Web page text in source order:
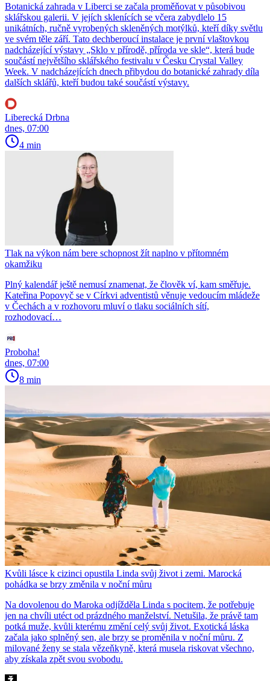
Botanická zahrada v Liberci se začala proměňovat v působivou
sklářskou galerii. V jejích sklenících se včera zabydlelo 15
unikátních, ručně vyrobených skleněných motýlků, kteří díky světlu
ve svém těle září. Tato dechberoucí instalace je první vlaštovkou
nadcházející výstavy „Sklo v přírodě, příroda ve skle“, která bude
součástí největšího sklářského festivalu v Česku Crystal Valley
Week. V nadcházejících dnech přibydou do botanické zahrady díla
dalších sklářů, kteří budou také součástí výstavy.
Liberecká Drbna
dnes, 07:00
4 min
Tlak na výkon nám bere schopnost žít naplno v přítomném
okamžiku
Plný kalendář ještě nemusí znamenat, že člověk ví, kam směřuje.
Kateřina Popovyč se v Církvi adventistů věnuje vedoucím mládeže
v Čechách a v rozhovoru mluví o tlaku sociálních sítí,
rozhodovací…
Proboha!
dnes, 07:00
8 min
Kvůli lásce k cizinci opustila Linda svůj život i zemi. Marocká
pohádka se brzy změnila v noční můru
Na dovolenou do Maroka odjížděla Linda s pocitem, že potřebuje
jen na chvíli utéct od prázdného manželství. Netušila, že právě tam
potká muže, kvůli kterému změní celý svůj život. Exotická láska
začala jako splněný sen, ale brzy se proměnila v noční můru. Z
milované ženy se stala vězeňkyně, která musela riskovat všechno,
aby získala zpět svou svobodu.